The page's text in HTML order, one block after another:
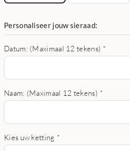
Personaliseer jouw sieraad:
Datum: (Maximaal 12 tekens) *
Naam: (Maximaal 12 tekens) *
Kies uw ketting *